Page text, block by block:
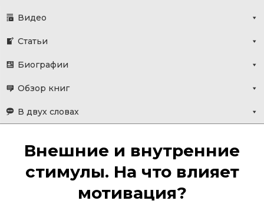
основному
Видео
Статьи
Биографии
Обзор книг
В двух словах
Внешние и внутренние
стимулы. На что влияет
мотивация?